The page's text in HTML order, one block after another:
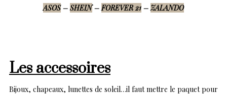
ASOS–SHEIN–FOREVER 21 –ZALANDO
Les accessoires
Bijoux, chapeaux, lunettes de soleil…il faut mettre le paquet pour